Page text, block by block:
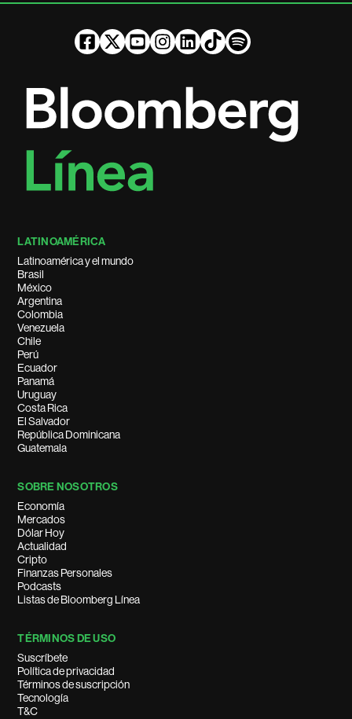
LATINOAMÉRICA
Latinoamérica y el mundo
Brasil
México
Argentina
Colombia
Venezuela
Chile
Perú
Ecuador
Panamá
Uruguay
Costa Rica
El Salvador
República Dominicana
Guatemala
SOBRE NOSOTROS
Economía
Mercados
Dólar Hoy
Actualidad
Cripto
Finanzas Personales
Podcasts
Listas de Bloomberg Línea
TÉRMINOS DE USO
Suscríbete
Política de privacidad
Términos de suscripción
Tecnología
T&C